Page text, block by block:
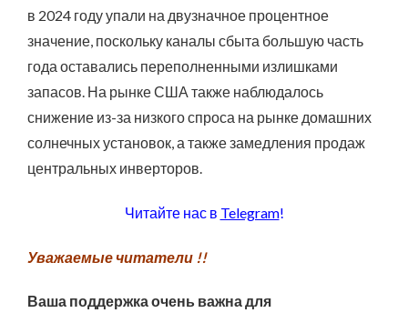
в 2024 году упали на двузначное процентное
значение, поскольку каналы сбыта большую часть
года оставались переполненными излишками
запасов. На рынке США также наблюдалось
снижение из-за низкого спроса на рынке домашних
солнечных установок, а также замедления продаж
центральных инверторов.
Читайте нас в Telegram!
Уважаемые читатели !!
Ваша поддержка очень важна для